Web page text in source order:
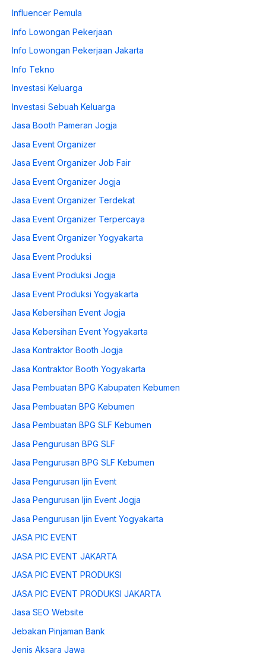
Influencer Pemula
Info Lowongan Pekerjaan
Info Lowongan Pekerjaan Jakarta
Info Tekno
Investasi Keluarga
Investasi Sebuah Keluarga
Jasa Booth Pameran Jogja
Jasa Event Organizer
Jasa Event Organizer Job Fair
Jasa Event Organizer Jogja
Jasa Event Organizer Terdekat
Jasa Event Organizer Terpercaya
Jasa Event Organizer Yogyakarta
Jasa Event Produksi
Jasa Event Produksi Jogja
Jasa Event Produksi Yogyakarta
Jasa Kebersihan Event Jogja
Jasa Kebersihan Event Yogyakarta
Jasa Kontraktor Booth Jogja
Jasa Kontraktor Booth Yogyakarta
Jasa Pembuatan BPG Kabupaten Kebumen
Jasa Pembuatan BPG Kebumen
Jasa Pembuatan BPG SLF Kebumen
Jasa Pengurusan BPG SLF
Jasa Pengurusan BPG SLF Kebumen
Jasa Pengurusan Ijin Event
Jasa Pengurusan Ijin Event Jogja
Jasa Pengurusan Ijin Event Yogyakarta
JASA PIC EVENT
JASA PIC EVENT JAKARTA
JASA PIC EVENT PRODUKSI
JASA PIC EVENT PRODUKSI JAKARTA
Jasa SEO Website
Jebakan Pinjaman Bank
Jenis Aksara Jawa